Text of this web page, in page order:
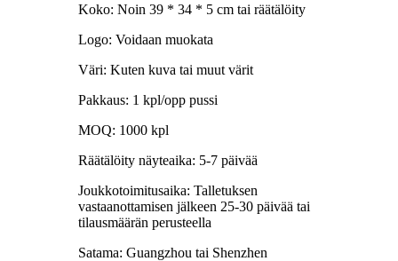
Koko: Noin 39 * 34 * 5 cm tai räätälöity
Logo: Voidaan muokata
Väri: Kuten kuva tai muut värit
Pakkaus: 1 kpl/opp pussi
MOQ: 1000 kpl
Räätälöity näyteaika: 5-7 päivää
Joukkotoimitusaika: Talletuksen
vastaanottamisen jälkeen 25-30 päivää tai
tilausmäärän perusteella
Satama: Guangzhou tai Shenzhen